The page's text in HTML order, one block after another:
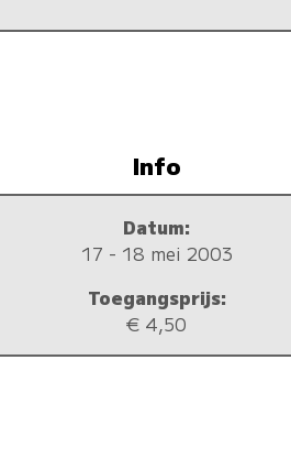
Info
Datum:
17 - 18 mei 2003
Toegangsprijs:
€ 4,50